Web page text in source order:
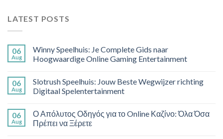
LATEST POSTS
06
Aug
Winny Speelhuis: Je Complete Gids naar
Hoogwaardige Online Gaming Entertainment
06
Aug
Slotrush Speelhuis: Jouw Beste Wegwijzer richting
Digitaal Spelentertainment
06
Aug
Ο Απόλυτος Οδηγός για το Online Καζίνο: Όλα Όσα
Πρέπει να Ξέρετε